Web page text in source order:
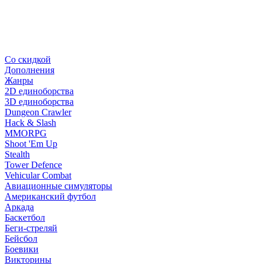
Со скидкой
Дополнения
Жанры
2D единоборства
3D единоборства
Dungeon Crawler
Hack & Slash
MMORPG
Shoot 'Em Up
Stealth
Tower Defence
Vehicular Combat
Авиационные симуляторы
Американский футбол
Аркада
Баскетбол
Беги-стреляй
Бейсбол
Боевики
Викторины